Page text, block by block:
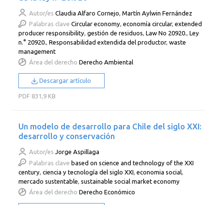
Autor/es Claudia Alfaro Cornejo ,Martín Aylwin Fernández
Palabras clave Circular economy,economía circular,extended
producer responsibility,gestión de residuos,Law No 20920.,Ley
n.° 20920.,Responsabilidad extendida del productor,waste
management
Área del derecho Derecho Ambiental
Descargar artículo
PDF 831,9 KB
Un modelo de desarrollo para Chile del siglo XXI:
desarrollo y conservación
Autor/es Jorge Aspillaga
Palabras clave based on science and technology of the XXI
century ,ciencia y tecnología del siglo XXI ,economia social
mercado sustentable ,sustainable social market economy
Área del derecho Derecho Económico